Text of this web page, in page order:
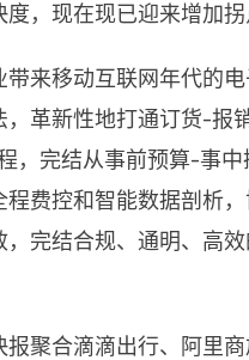
，现在现已迎来增加拐
带来移动互联网年代的
，革新性地打通订货-报
，完结从事前预算-事中
程费控和智能数据剖析
，完结合规、通明、高
聚合滴滴出行、阿里商